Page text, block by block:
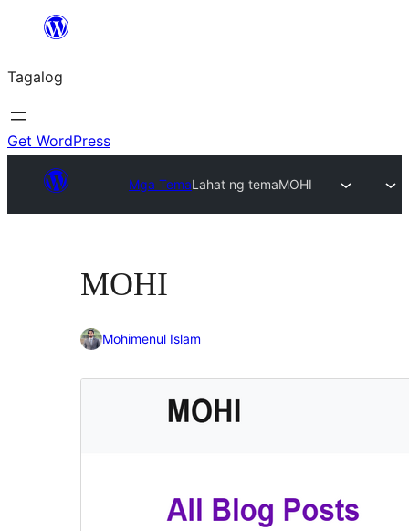
Lumaktaw
sa
content
Tagalog
Get WordPress
Mga TemaLahat ng temaMOHI
MOHI
Mohimenul Islam